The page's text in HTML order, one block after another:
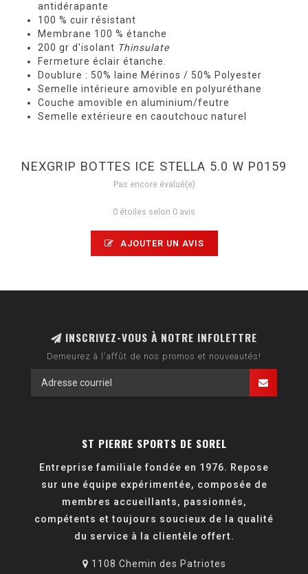
antidérapante
100 % cuir résistant
Membrane 100 % étanche
200 gr d'isolant Thinsulate
Fermeture éclair étanche.
Doublure : 50% laine Mérinos / 50% Polyester
Semelle intérieure amovible en polyuréthane
Couche amovible en aluminium/feutre
Semelle extérieure en caoutchouc naturel
NEXGRIP BOTTES ICE STELLA 5.0 W P0159
Pas encore évalué(e)
0 étoiles selon 0 avis
AJOUTER UN AVIS
INSCRIVEZ-VOUS À NOTRE INFOLETTRE
Demeurez à l'affût de nos promos et nouveautés!
ST PIERRE SPORTS DE SOREL
Entreprise familiale fondée en 1976. Repose
sur une équipe expérimentée, composée de
membres accueillants, passionnés,
compétents et toujours soucieux de la qualité
du service à la clientèle offert.
1108 Chemin des Patriotes